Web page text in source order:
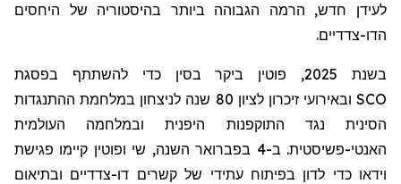
לעידן חדש, הרמה הגבוהה ביותר בהיסטוריה של היחסים
הדו-צדדיים.
בשנת 2025, פוטין ביקר בסין כדי להשתתף בפסגת
SCO
ובאירועי זיכרון לציון 80 שנה לניצחון במלחמת ההתנגדות
הסינית נגד התוקפנות היפנית ובמלחמה העולמית
האנטי-פשיסטית. ב-4 בפברואר השנה, שי ופוטין קיימו פגישת
וידאו כדי לדון בפיתוח עתידי של קשרים דו-צדדיים ובתיאום